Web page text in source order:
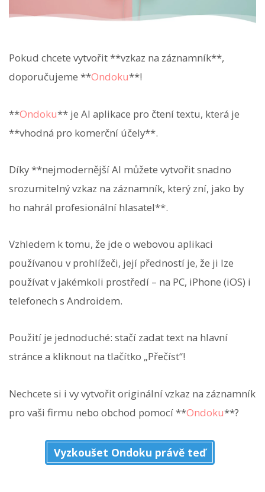
Pokud chcete vytvořit **vzkaz na záznamník**,
doporučujeme **Ondoku**!
**Ondoku** je AI aplikace pro čtení textu, která je
**vhodná pro komerční účely**.
Díky **nejmodernější AI můžete vytvořit snadno
srozumitelný vzkaz na záznamník, který zní, jako by
ho nahrál profesionální hlasatel**.
Vzhledem k tomu, že jde o webovou aplikaci
používanou v prohlížeči, její předností je, že ji lze
používat v jakémkoli prostředí – na PC, iPhone (iOS) i
telefonech s Androidem.
Použití je jednoduché: stačí zadat text na hlavní
stránce a kliknout na tlačítko „Přečíst“!
Nechcete si i vy vytvořit originální vzkaz na záznamník
pro vaši firmu nebo obchod pomocí **Ondoku**?
Vyzkoušet Ondoku právě teď